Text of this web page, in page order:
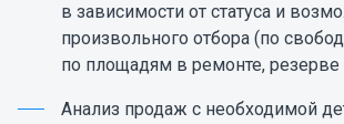
в зависимости от статуса и
произвольного отбора (по
по площадям в ремонте, резерве
Анализ продаж с необходимой